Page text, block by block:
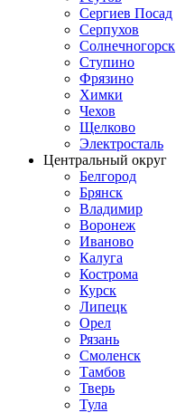
Сергиев Посад
Серпухов
Солнечногорск
Ступино
Фрязино
Химки
Чехов
Щелково
Электросталь
Центральный округ
Белгород
Брянск
Владимир
Воронеж
Иваново
Калуга
Кострома
Курск
Липецк
Орел
Рязань
Смоленск
Тамбов
Тверь
Тула